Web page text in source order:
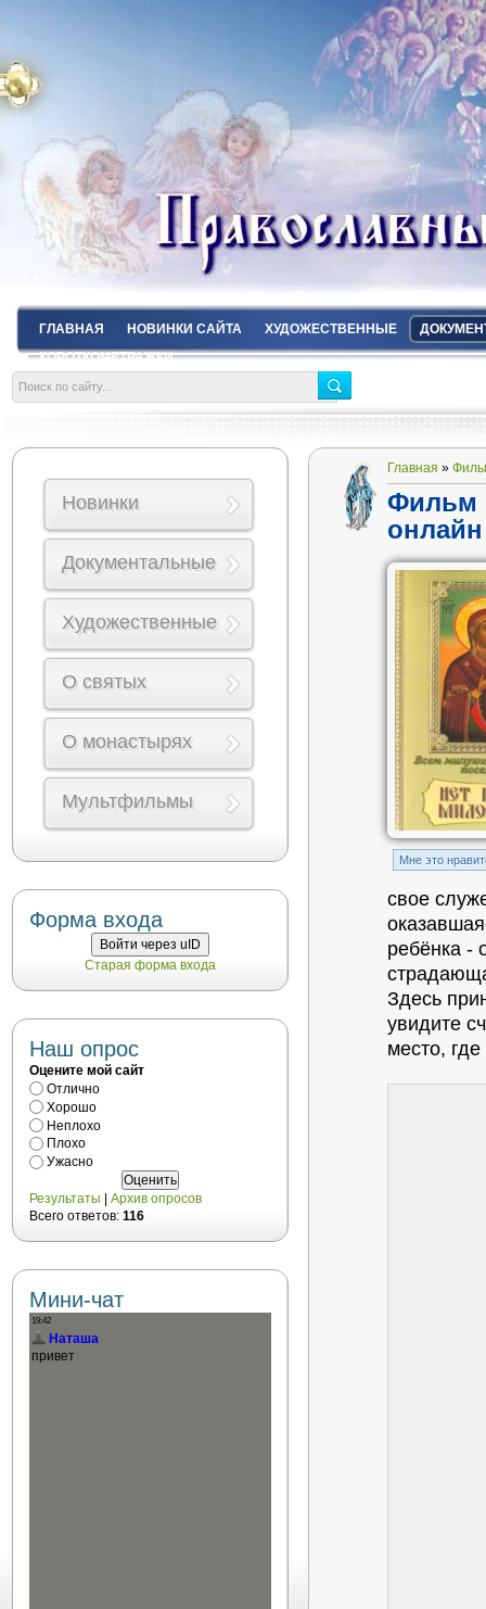
ГЛАВНАЯ НОВИНКИ САЙТА ХУДОЖЕСТВЕННЫЕ
КОРОТКОМЕТРАЖКИ
Главная »
Фильм
онлайн
Mне это
свое
ребёнка -
Здесь
увидите
место,
Новинки
Документальные
Художественные
О святых
О монастырях
Мультфильмы
Форма входа
Войти через uID
Старая форма входа
Наш опрос
Оцените мой сайт
Отлично
Хорошо
Неплохо
Плохо
Ужасно
Результаты
Архив опросов
Всего ответов: 116
Мини-чат